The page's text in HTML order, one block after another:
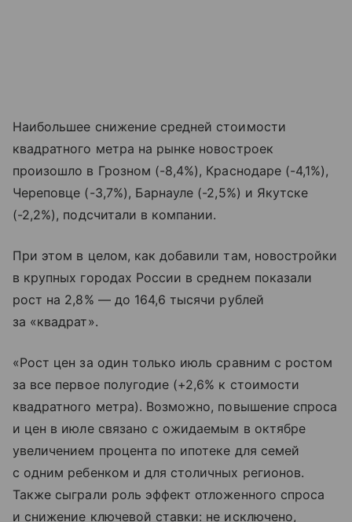
Наибольшее снижение средней стоимости
квадратного метра на рынке новостроек
произошло в Грозном (-8,4%), Краснодаре (-4,1%),
Череповце (-3,7%), Барнауле (-2,5%) и Якутске
(-2,2%), подсчитали в компании.
При этом в целом, как добавили там, новостройки
в крупных городах России в среднем показали
рост на 2,8% — до 164,6 тысячи рублей
за «квадрат».
«Рост цен за один только июль сравним с ростом
за все первое полугодие (+2,6% к стоимости
квадратного метра). Возможно, повышение спроса
и цен в июле связано с ожидаемым в октябре
увеличением процента по ипотеке для семей
с одним ребенком и для столичных регионов.
Также сыграли роль эффект отложенного спроса
и снижение ключевой ставки: не исключено,